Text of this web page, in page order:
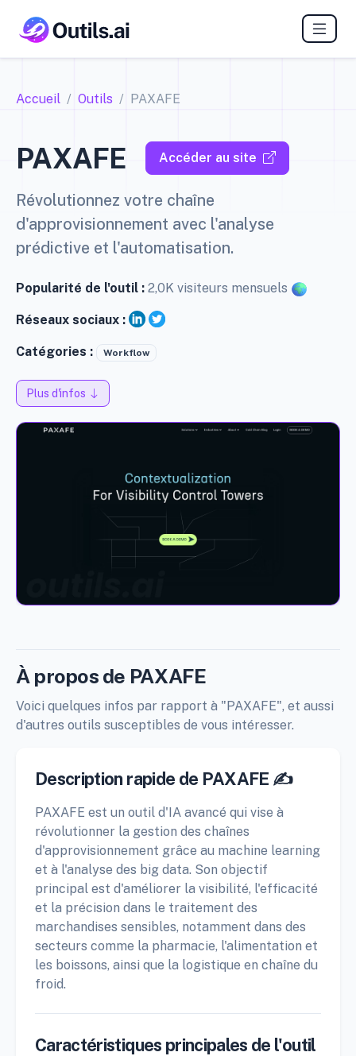
Accueil Outils PAXAFE
PAXAFE Accéder au site
Révolutionnez votre chaîne
d'approvisionnement avec l'analyse
prédictive et l'automatisation.
Popularité de l'outil : 2,0K visiteurs mensuels
Réseaux sociaux :
Catégories : Workflow
Plus d'infos
À propos de PAXAFE
Voici quelques infos par rapport à "PAXAFE", et aussi
d'autres outils susceptibles de vous intéresser.
Description rapide de PAXAFE ✍️
PAXAFE est un outil d'IA avancé qui vise à
révolutionner la gestion des chaînes
d'approvisionnement grâce au machine learning
et à l'analyse des big data. Son objectif
principal est d'améliorer la visibilité, l'efficacité
et la précision dans le traitement des
marchandises sensibles, notamment dans des
secteurs comme la pharmacie, l'alimentation et
les boissons, ainsi que la logistique en chaîne du
froid.
Caractéristiques principales de l'outil